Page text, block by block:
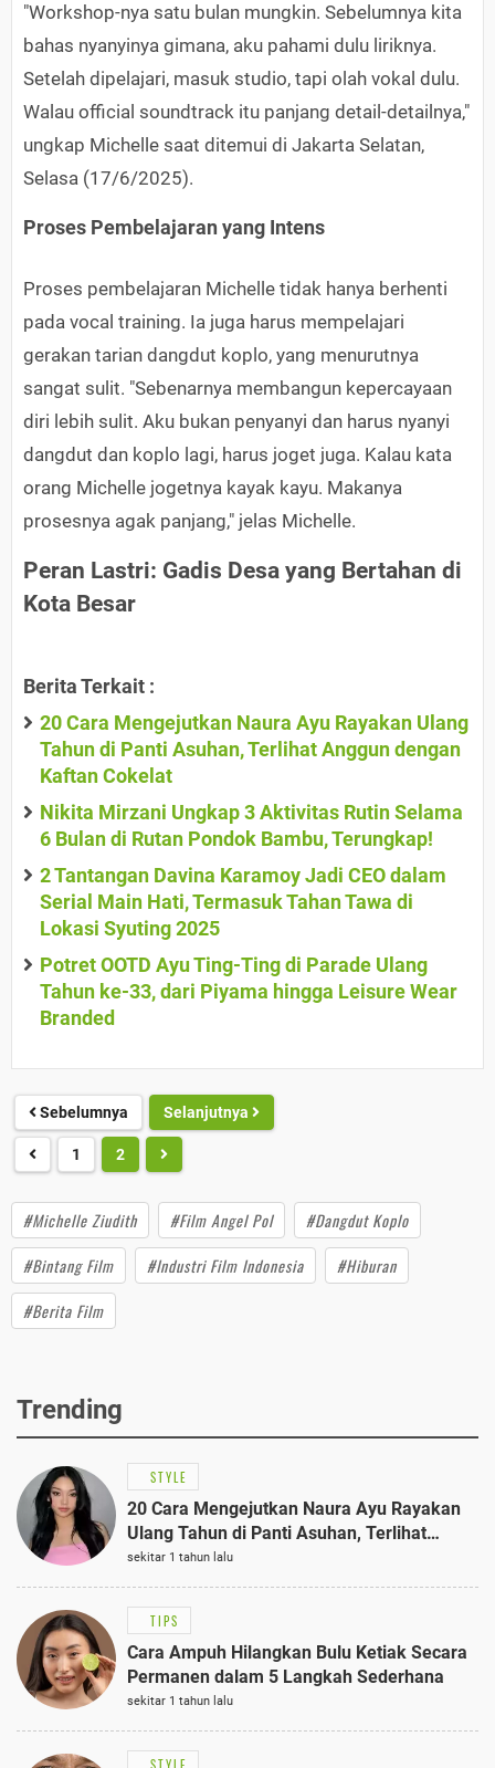
"Workshop-nya satu bulan mungkin. Sebelumnya kita
bahas nyanyinya gimana, aku pahami dulu liriknya.
Setelah dipelajari, masuk studio, tapi olah vokal dulu.
Walau official soundtrack itu panjang detail-detailnya,"
ungkap Michelle saat ditemui di Jakarta Selatan,
Selasa (17/6/2025).
Proses Pembelajaran yang Intens
Proses pembelajaran Michelle tidak hanya berhenti
pada vocal training. Ia juga harus mempelajari
gerakan tarian dangdut koplo, yang menurutnya
sangat sulit. "Sebenarnya membangun kepercayaan
diri lebih sulit. Aku bukan penyanyi dan harus nyanyi
dangdut dan koplo lagi, harus joget juga. Kalau kata
orang Michelle jogetnya kayak kayu. Makanya
prosesnya agak panjang," jelas Michelle.
Peran Lastri: Gadis Desa yang Bertahan di
Kota Besar
Berita Terkait :
20 Cara Mengejutkan Naura Ayu Rayakan Ulang
Tahun di Panti Asuhan, Terlihat Anggun dengan
Kaftan Cokelat
Nikita Mirzani Ungkap 3 Aktivitas Rutin Selama
6 Bulan di Rutan Pondok Bambu, Terungkap!
2 Tantangan Davina Karamoy Jadi CEO dalam
Serial Main Hati, Termasuk Tahan Tawa di
Lokasi Syuting 2025
Potret OOTD Ayu Ting-Ting di Parade Ulang
Tahun ke-33, dari Piyama hingga Leisure Wear
Branded
Sebelumnya Selanjutnya
1 2
#Michelle Ziudith #Film Angel Pol
#Dangdut Koplo
#Bintang Film
#Industri Film Indonesia
#Hiburan
#Berita Film
Trending
STYLE
20 Cara Mengejutkan Naura Ayu Rayakan
Ulang Tahun di Panti Asuhan, Terlihat
Anggun dengan Kaftan Cokelat
sekitar 1 tahun lalu
TIPS
Cara Ampuh Hilangkan Bulu Ketiak Secara
Permanen dalam 5 Langkah Sederhana
sekitar 1 tahun lalu